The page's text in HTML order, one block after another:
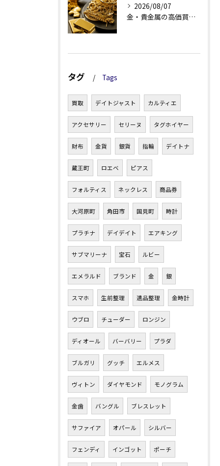
2026/08/07
金・貴金属の高価買取へ、相場差と手数料を見る
タグ Tags
買取 デイトジャスト カルティエ
アクセサリー セリーヌ タグホイヤー
財布 金貨 銀貨 指輪 デイトナ
蔵王町 ロエベ ピアス
フォルティス ネックレス 商品券
大河原町 角田市 国見町 時計
プラチナ デイデイト エアキング
サブマリーナ 宝石 ルビー
エメラルド ブランド 金 銀
スマホ 生前整理 遺品整理 金時計
ウブロ チューダー ロンジン
ディオール バーバリー プラダ
ブルガリ グッチ エルメス
ヴィトン ダイヤモンド モノグラム
金歯 バングル ブレスレット
サファイア オパール シルバー
フェンディ インゴット ポーチ